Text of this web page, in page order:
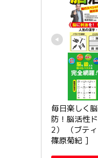
毎日楽しく
防！脳活性
2） （ブテ
篠原菊紀 ]